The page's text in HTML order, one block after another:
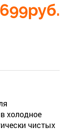
699руб.
холодное
чистых